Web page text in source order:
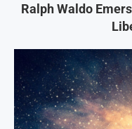
Ralph Waldo